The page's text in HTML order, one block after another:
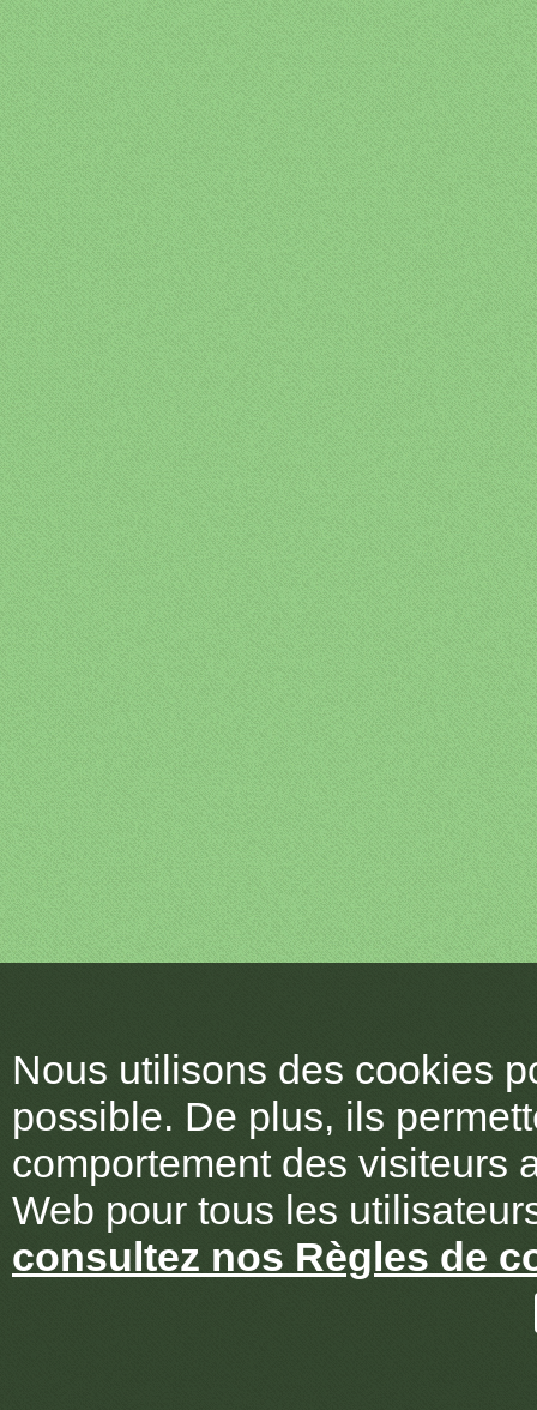
Nous utilisons des cookies
possible. De plus, ils
comportement des visiteurs
Web pour tous les
consultez nos Règles de